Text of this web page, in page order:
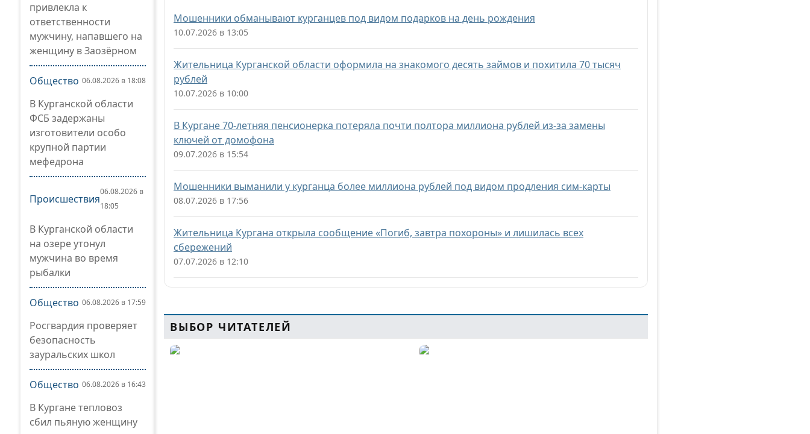
привлекла к
ответственности
мужчину, напавшего на
женщину в Заозёрном
Общество 06.08.2026 в 18:08
В Курганской области
ФСБ задержаны
изготовители особо
крупной партии
мефедрона
Происшествия
06.08.2026 в
18:05
В Курганской области
на озере утонул
мужчина во время
рыбалки
Общество 06.08.2026 в 17:59
Росгвардия проверяет
безопасность
зауральских школ
Общество 06.08.2026 в 16:43
В Кургане тепловоз
сбил пьяную женщину
Мошенники обманывают курганцев под видом подарков на день рождения
10.07.2026 в 13:05
Жительница Курганской области оформила на знакомого десять займов и похитила 70 тысяч
рублей
10.07.2026 в 10:00
В Кургане 70-летняя пенсионерка потеряла почти полтора миллиона рублей из-за замены
ключей от домофона
09.07.2026 в 15:54
Мошенники выманили у курганца более миллиона рублей под видом продления сим-карты
08.07.2026 в 17:56
Жительница Кургана открыла сообщение «Погиб, завтра похороны» и лишилась всех
сбережений
07.07.2026 в 12:10
ВЫБОР ЧИТАТЕЛЕЙ